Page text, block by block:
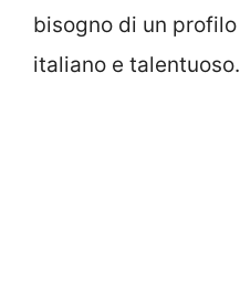
bisogno di un
italiano e talentuoso.